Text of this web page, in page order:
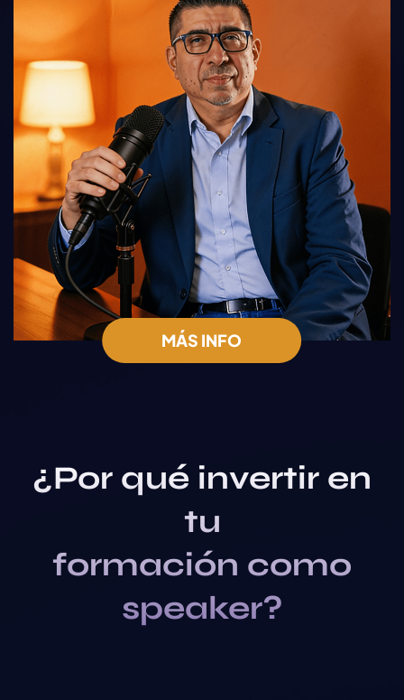
MÁS INFO
¿Por qué invertir en
tu
formación como
speaker?